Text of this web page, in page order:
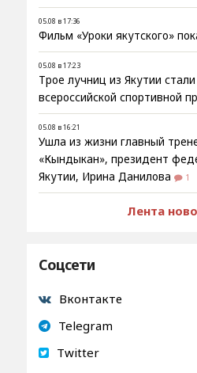
05.08 в 17:36
Фильм «Уроки якутского»
05.08 в 17:23
Трое лучниц из Якутии
всероссийской спортивной
05.08 в 16:21
Ушла из жизни главный
«Кындыкан», президент
Якутии, Ирина Данилова
1
Лента
Соцсети
Вконтакте
Telegram
Twitter